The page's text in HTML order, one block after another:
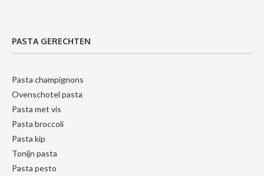
PASTA GERECHTEN
Pasta champignons
Ovenschotel pasta
Pasta met vis
Pasta broccoli
Pasta kip
Tonijn pasta
Pasta pesto